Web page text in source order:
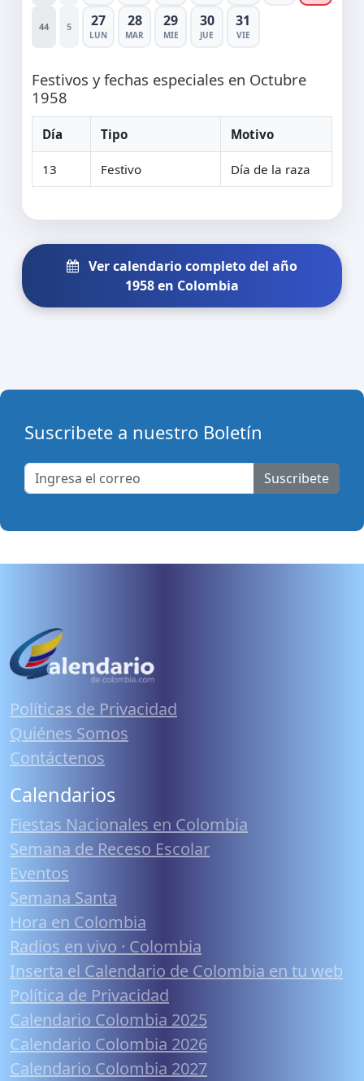
44 5 27
LUN
28
MAR
29
MIE
30
JUE
31
VIE
Festivos y fechas especiales en Octubre
1958
Día Tipo Motivo
13 Festivo Día de la raza
Ver calendario completo del año
1958 en Colombia
Suscribete a nuestro Boletín
Suscribete
Políticas de Privacidad
Quiénes Somos
Contáctenos
Calendarios
Fiestas Nacionales en Colombia
Semana de Receso Escolar
Eventos
Semana Santa
Hora en Colombia
Radios en vivo · Colombia
Inserta el Calendario de Colombia en tu web
Política de Privacidad
Calendario Colombia 2025
Calendario Colombia 2026
Calendario Colombia 2027